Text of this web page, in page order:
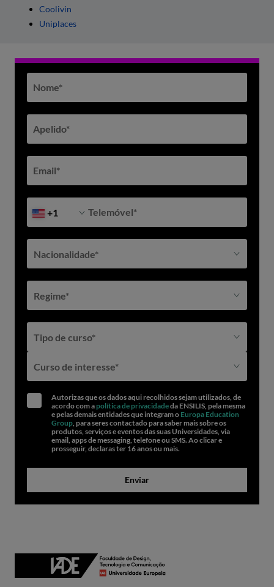
Coolivin
Uniplaces
Nome*
Apelido*
Email*
+1 Telemóvel*
Nacionalidade*
Regime*
Tipo de curso*
Curso de interesse*
Autorizas que os dados aqui recolhidos sejam utilizados, de
acordo com a política de privacidadeda ENSILIS, pela mesma
e pelas demais entidades que integram o Europa Education
Group, para seres contactado para saber mais sobre os
produtos, serviços e eventos das suas Universidades, via
email, apps de messaging, telefone ou SMS. Ao clicar e
prosseguir, declaras ter 16 anos ou mais.
Enviar